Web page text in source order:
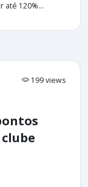
até 120%...
199 views